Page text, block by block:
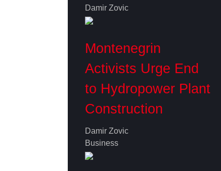
Damir Zovic
Montenegrin
Activists Urge End
to Hydropower Plant
Construction
Damir Zovic
Business